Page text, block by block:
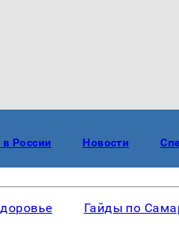
в России Новости
Гайды по